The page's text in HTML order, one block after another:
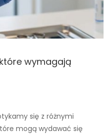
wymagają
się z różnymi
mogą wydawać się